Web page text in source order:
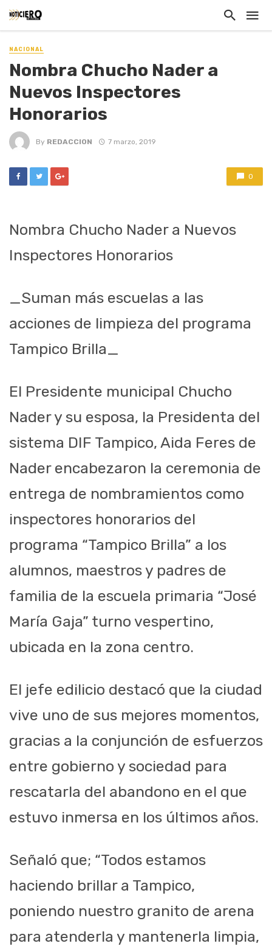
NACIONAL
Nombra Chucho Nader a
Nuevos Inspectores
Honorarios
By REDACCION 7 marzo, 2019
0
Nombra Chucho Nader a Nuevos
Inspectores Honorarios
_Suman más escuelas a las
acciones de limpieza del programa
Tampico Brilla_
El Presidente municipal Chucho
Nader y su esposa, la Presidenta del
sistema DIF Tampico, Aida Feres de
Nader encabezaron la ceremonia de
entrega de nombramientos como
inspectores honorarios del
programa “Tampico Brilla” a los
alumnos, maestros y padres de
familia de la escuela primaria “José
María Gaja” turno vespertino,
ubicada en la zona centro.
El jefe edilicio destacó que la ciudad
vive uno de sus mejores momentos,
gracias a la conjunción de esfuerzos
entre gobierno y sociedad para
rescatarla del abandono en el que
estuvo inmersa en los últimos años.
Señaló que; “Todos estamos
haciendo brillar a Tampico,
poniendo nuestro granito de arena
para atenderla y mantenerla limpia,